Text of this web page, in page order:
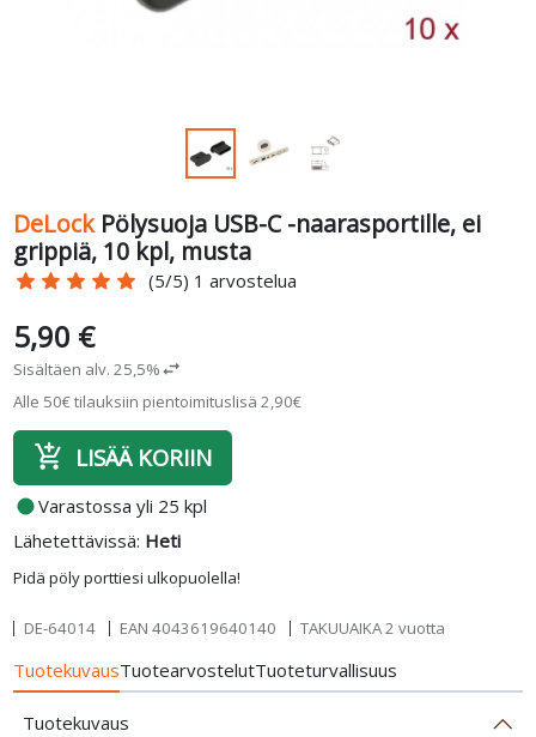
DeLock Pölysuoja USB-C -naarasportille, ei
grippiä, 10 kpl, musta
star star star star star (5/5) 1 arvostelua
Pidä pöly porttiesi ulkopuolella!
5,90 €
Sisältäen alv. 25,5%swap_horiz
Alle 50€ tilauksiin pientoimituslisä 2,90€
add_shopping_cart LISÄÄ KORIIN
fiber_manual_recordVarastossa yli 25 kpl
Lähetettävissä: Heti
DE-64014 EAN 4043619640140 TAKUUAIKA 2 vuotta
TuotekuvausTuotearvostelutTuoteturvallisuus
Tuotekuvaus